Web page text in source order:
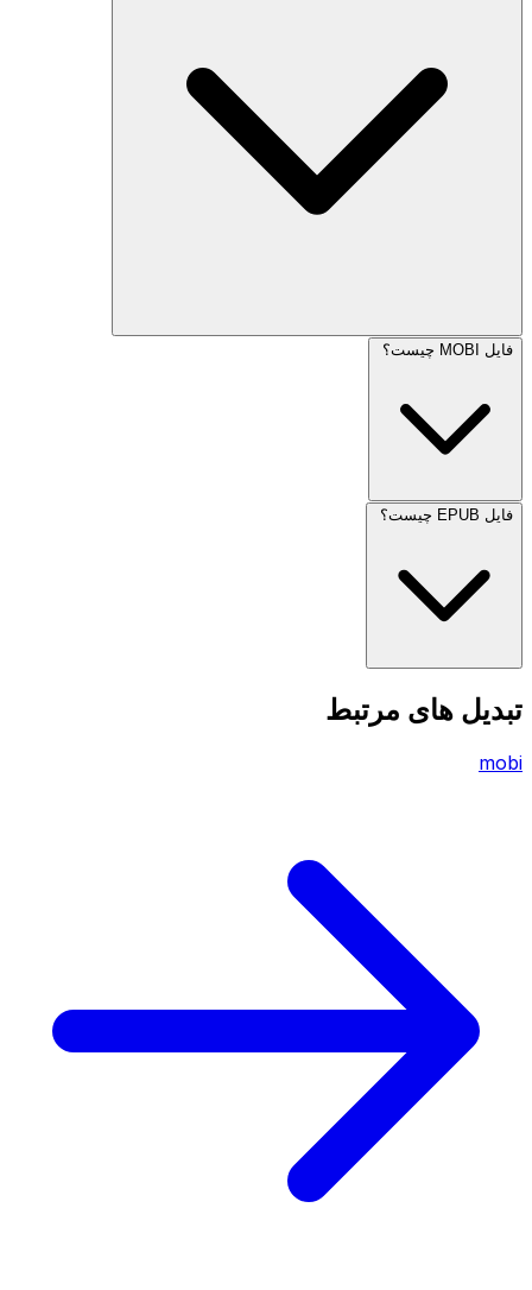
فایل MOBI چیست؟
فایل EPUB چیست؟
تبدیل های مرتبط
mobi